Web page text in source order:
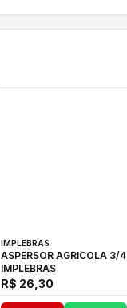
IMPLEBRAS
ASPERSOR AGRICOLA 3/4
IMPLEBRAS
R$ 26,30